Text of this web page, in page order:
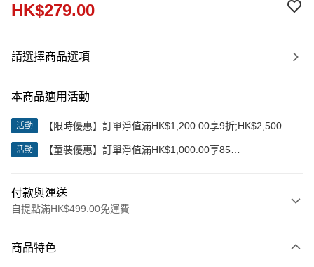
HK$279.00
請選擇商品選項
本商品適用活動
活動
【限時優惠】訂單淨值滿HK$1,200.00享9折;HK$2,500.00
活動
【童裝優惠】訂單淨值滿HK$1,000.00享85
付款與運送
自提點滿HK$499.00免運費
信用卡
商品特色